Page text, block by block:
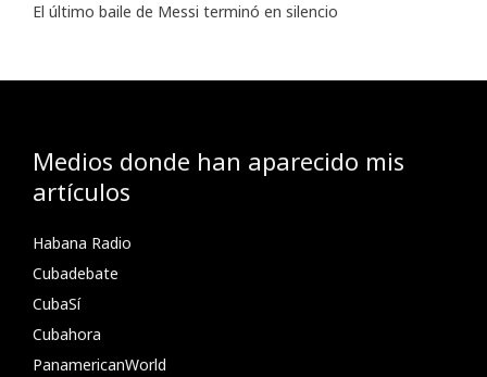
El último baile de Messi terminó en silencio
Medios donde han aparecido mis
artículos
Habana Radio
Cubadebate
CubaSí
Cubahora
PanamericanWorld